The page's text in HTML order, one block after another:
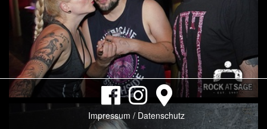
Impressum / Datenschutz